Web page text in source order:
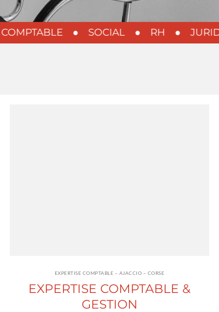
SOCIAL RH
EXPERTISE COMPTABLE – AJACCIO – CORSE
EXPERTISE COMPTABLE &
GESTION